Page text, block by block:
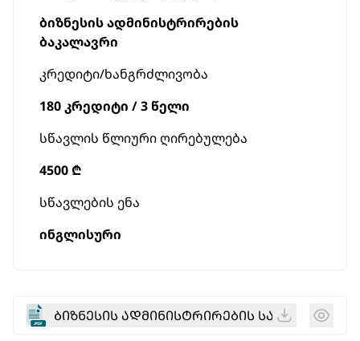
ბიზნესის ადმინისტრირების
ბაკალავრი
კრედიტი/ხანგრძლივობა
180 კრედიტი / 3 წელი
სწავლის წლიური ღირებულება
4500 ₾
სწავლების ენა
ინგლისური
ᲑᲘᲖᲜᲔᲡᲘᲡ ᲐᲓᲛᲘᲜᲘᲡᲢᲠᲘᲠᲔᲑᲘᲡ